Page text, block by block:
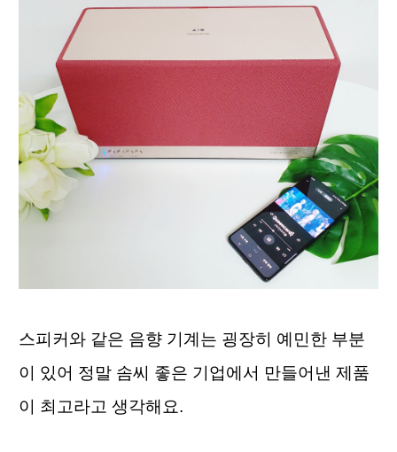
스피커와 같은 음향 기계는 굉장히 예민한 부분
이 있어 정말 솜씨 좋은 기업에서 만들어낸 제품
이 최고라고 생각해요.